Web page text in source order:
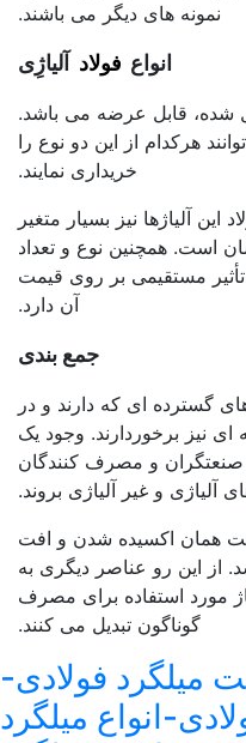
نمونه های دیگر می باشند.
انواع فولاد آلیاژِی
شده، قابل عرضه می باشد.
هرکدام از این دو نوع را
خریداری نمایند.
این آلیاژها نیز بسیار متغیر
است. همچنین نوع و تعداد
تأثیر مستقیمی بر روی قیمت
آن دارد.
جمع بندی
گسترده ای که دارند و در
نیز برخوردارند. وجود یک
و مصرف کنندگان
آلیاژی و غیر آلیاژی بروند.
همان اکسیده شدن و افت
از این رو عناصر دیگری به
مورد استفاده برای مصرف
گوناگون تبدیل می کنند.
میلگرد فولادی-
انواع میلگرد